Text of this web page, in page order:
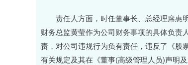
责任人方面，时任董事长、总经理席惠
财务总监黄莹作为公司财务事项的具体负责
责，对公司违规行为负有责任，违反了《股
有关规定及其在《董事(高级管理人员)声明及